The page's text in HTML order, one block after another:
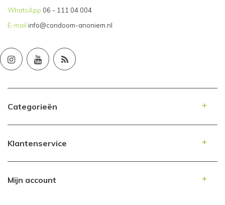
WhatsApp 06 - 111 04 004
E-mail info@condoom-anoniem.nl
Categorieën
Klantenservice
Mijn account